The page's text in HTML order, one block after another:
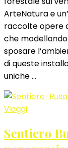
ArteNatura e
raccolte opere
che
sposare
di queste
uniche …
Viaggi
Sentiero